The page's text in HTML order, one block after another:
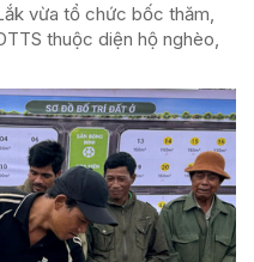
vừa tổ chức bốc thăm,
thuộc diện hộ nghèo,